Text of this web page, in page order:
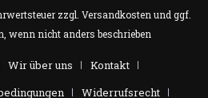
zzgl. Versandkostenund ggf.
wenn nicht anders beschrieben
Wir über uns
Kontakt
Widerrufsrecht